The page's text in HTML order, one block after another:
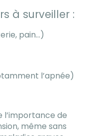
à surveiller :
pain…)
l’apnée)
l’importance de
même sans